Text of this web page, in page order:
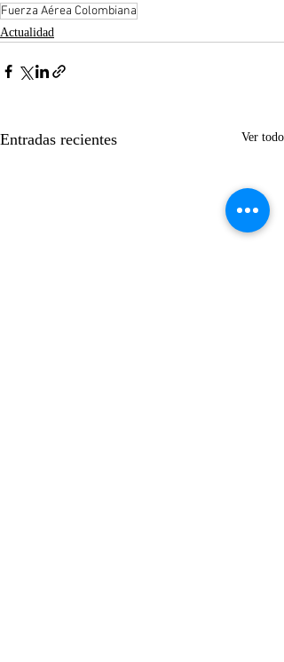
Fuerza Aérea Colombiana
Actualidad
Entradas recientes Ver todo